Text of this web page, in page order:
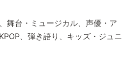
舞台・ミュージカル、声優・ア
、弾き語り、キッズ・ジュニ